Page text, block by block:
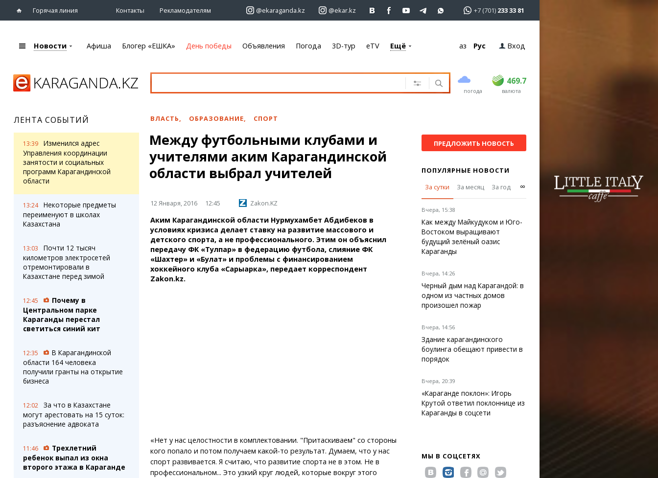
Горячая линия Контакты Рекламодателям @ekaraganda.kz @ekar.kz +7 (701) 233 33 81
Караганды
eTV
Рассылка новостей
Персоны
Интервью
Афиша
Театры
Спорт
Выставки
Цирк и зоопарк
Объявления
Автомобили
Услуги
Электроника
Мебель
Блогер «ЕШКА»
Лента блогера
Штрихи
Коллаж недели
Ешкин гороскоп
Web-камеры
Пробки
Карта Караганды
Организации
Мой участковый
Перекрытие дорог
Погода
Караганда
Темиртау
Балхаш
Жезказган
Фото
Видео
3D-тур
Новости Афиша Блогер «ЕШКА» День победы Объявления Погода 3D-тур eTV Ещё Қаз Рус Вход
погода
469.7
USD 468.7 469.7
EUR валюта
ЛЕНТА СОБЫТИЙ
13:39
Изменился адрес
Управления координации
занятости и социальных
программ Карагандинской
области
13:24
Некоторые предметы
переименуют в школах
Казахстана
13:03
Почти 12 тысяч
километров электросетей
отремонтировали в
Казахстане перед зимой
12:45
Почему в
Центральном парке
Караганды перестал
светиться синий кит
12:35
В Карагандинской
области 164 человека
получили гранты на открытие
бизнеса
12:02
За что в Казахстане
могут арестовать на 15 суток:
разъяснение адвоката
11:46
Трехлетний
ребенок выпал из окна
второго этажа в Караганде
ВЛАСТЬ, ОБРАЗОВАНИЕ, СПОРТ
Mежду футбольными клубами и
учителями аким Карагандинской
области выбрал учителей
12 Января, 2016 12:45 Zakon.KZ
Аким Карагандинской области Нурмухамбет Абдибеков в
условиях кризиса делает ставку на развитие массового и
детского спорта, а не профессионального. Этим он объяснил
передачу ФК «Тулпар» в федерацию футбола, слияние ФК
«Шахтер» и «Булат» и проблемы с финансированием
хоккейного клуба «Сарыарка», передает корреспондент
Zakon.kz.
«Нет у нас целостности в комплектовании. "Притаскиваем" со стороны
кого попало и потом получаем какой-то результат. Думаем, что у нас
спорт развивается. Я считаю, что развитие спорта не в этом. Не в
профессиональном... Это узкий круг людей, которые вокруг этого
ПРЕДЛОЖИТЬ НОВОСТЬ
ПОПУЛЯРНЫЕ НОВОСТИ
За сутки
За месяц За год ∞
Вчера, 15:38
Как между Майкудуком и Юго-
Востоком выращивают
будущий зелёный оазис
Караганды
Вчера, 14:26
Черный дым над Карагандой: в
одном из частных домов
произошел пожар
Вчера, 14:56
Здание карагандинского
боулинга обещают привести в
порядок
Вчера, 20:39
«Караганде поклон»: Игорь
Крутой ответил поклоннице из
Караганды в соцсети
МЫ В СОЦСЕТЯХ